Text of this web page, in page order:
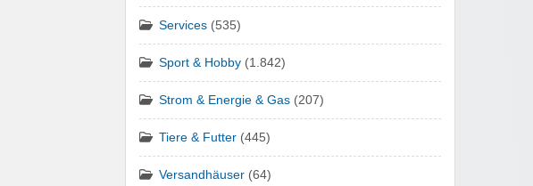
Services (535)
Sport & Hobby (1.842)
Strom & Energie & Gas (207)
Tiere & Futter (445)
Versandhäuser (64)